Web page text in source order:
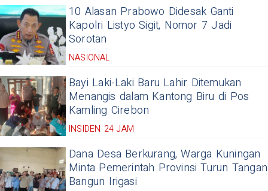
10 Alasan Prabowo Didesak Ganti
Kapolri Listyo Sigit, Nomor 7 Jadi
Sorotan
NASIONAL
Bayi Laki-Laki Baru Lahir Ditemukan
Menangis dalam Kantong Biru di Pos
Kamling Cirebon
INSIDEN 24 JAM
Dana Desa Berkurang, Warga Kuningan
Minta Pemerintah Provinsi Turun Tangan
Bangun Irigasi